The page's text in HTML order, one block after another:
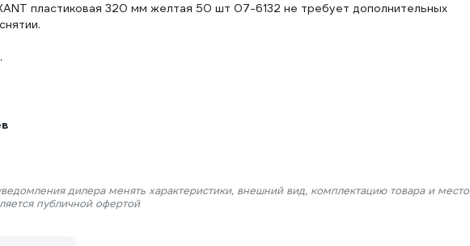
пластиковая 320 мм желтая 50 шт 07-6132 не требует дополнительных
дилера менять характеристики, внешний вид, комплектацию товара и место
публичной офертой